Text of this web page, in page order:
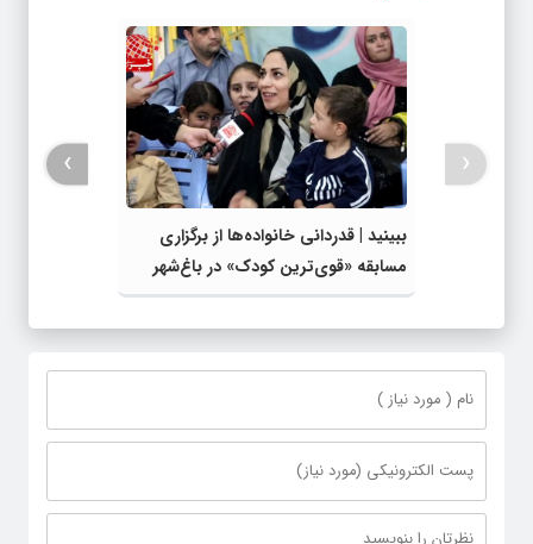
ببینید | قدردانی خانواده‌ها از برگزاری
مسابقه «قوی‌ترین کودک» در باغ‌شهر
فیرورق
‹
›